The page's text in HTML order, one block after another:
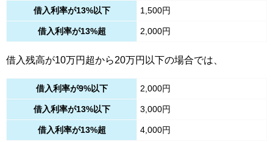
借入利率が13%以下 1,500円
借入利率が13%超 2,000円
借入残高が10万円超から20万円以下の場合では、
借入利率が9%以下 2,000円
借入利率が13%以下 3,000円
借入利率が13%超 4,000円